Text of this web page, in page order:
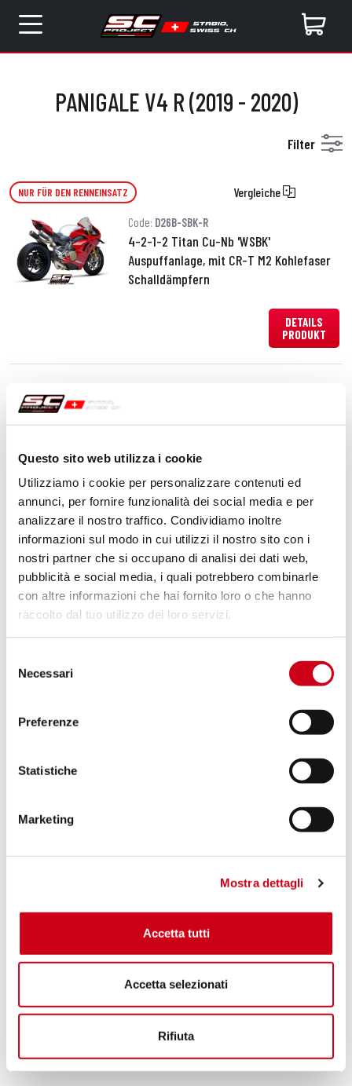
Questo sito web utilizza i cookie
Utilizziamo i cookie per personalizzare contenuti ed
annunci, per fornire funzionalità dei social media e per
analizzare il nostro traffico. Condividiamo inoltre
informazioni sul modo in cui utilizzi il nostro sito con i
nostri partner che si occupano di analisi dei dati web,
pubblicità e social media, i quali potrebbero combinarle
con altre informazioni che hai fornito loro o che hanno
raccolto dal tuo utilizzo dei loro servizi.
delNecessari
Preferenze
Statistiche
Marketing
Mostra dettagli
Accetta tutti
Accetta selezionati
Rifiuta
PANIGALE V4 R (2019 - 2020)
Filter
NUR FÜR DEN RENNEINSATZ Vergleiche
Code: D26B-SBK-R
4-2-1-2 Titan Cu-Nb 'WSBK'
Auspuffanlage, mit CR-T M2 Kohlefaser
Schalldämpfern
DETAILS
PRODUKT